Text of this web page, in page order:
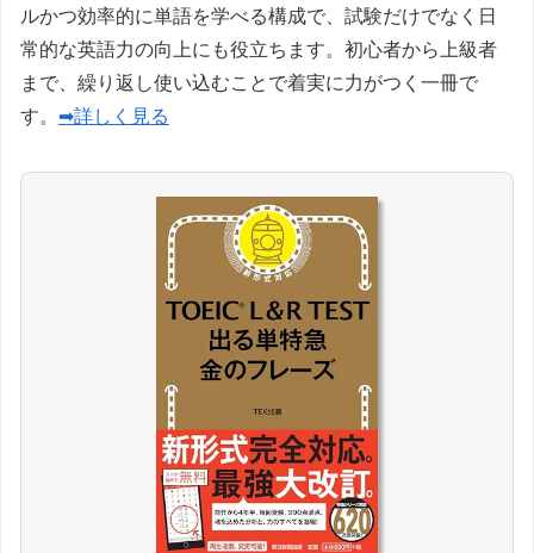
ルかつ効率的に単語を学べる構成で、試験だけでなく日
常的な英語力の向上にも役立ちます。初心者から上級者
まで、繰り返し使い込むことで着実に力がつく一冊で
す。 ➡詳しく見る